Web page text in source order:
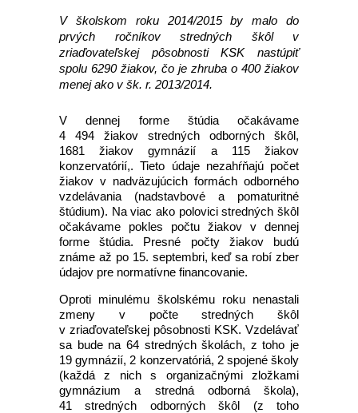
V školskom roku 2014/2015 by malo do
prvých ročníkov stredných škôl v
zriaďovateľskej pôsobnosti KSK nastúpiť
spolu 6290 žiakov, čo je zhruba o 400 žiakov
menej ako v šk. r. 2013/2014.
V dennej forme štúdia očakávame
4 494 žiakov stredných odborných škôl,
1681 žiakov gymnázií a 115 žiakov
konzervatórií,. Tieto údaje nezahŕňajú počet
žiakov v nadväzujúcich formách odborného
vzdelávania (nadstavbové a pomaturitné
štúdium). Na viac ako polovici stredných škôl
očakávame pokles počtu žiakov v dennej
forme štúdia. Presné počty žiakov budú
známe až po 15. septembri, keď sa robí zber
údajov pre normatívne financovanie.
Oproti minulému školskému roku nenastali
zmeny v počte stredných škôl
v zriaďovateľskej pôsobnosti KSK. Vzdelávať
sa bude na 64 stredných školách, z toho je
19 gymnázií, 2 konzervatóriá, 2 spojené školy
(každá z nich s organizačnými zložkami
gymnázium a stredná odborná škola),
41 stredných odborných škôl (z toho